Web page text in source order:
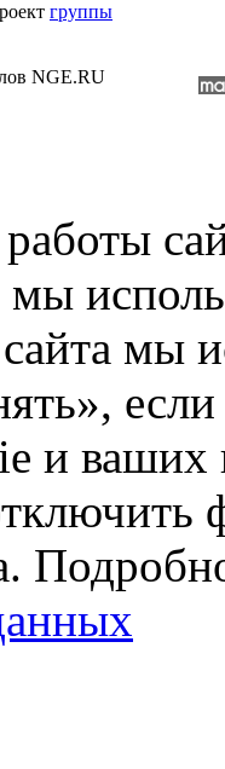
группы
NGE.RU
мы
мы
если
и